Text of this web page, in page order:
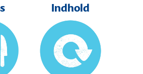
Indhold